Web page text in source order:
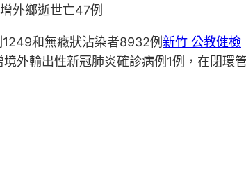
外鄉逝世亡47例
和無癥狀沾染者8932例新竹 公教健檢
外輸出性新冠肺炎確診病例1例，在閉環